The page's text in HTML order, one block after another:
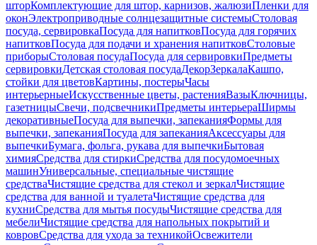
шторКомплектующие для штор, карнизов, жалюзиПленки для
оконЭлектроприводные солнцезащитные системыСтоловая
посуда, сервировкаПосуда для напитковПосуда для горячих
напитковПосуда для подачи и хранения напитковСтоловые
приборыСтоловая посудаПосуда для сервировкиПредметы
сервировкиДетская столовая посудаДекорЗеркалаКашпо,
стойки для цветовКартины, постерыЧасы
интерьерныеИскусственные цветы, растенияВазыКлючницы,
газетницыСвечи, подсвечникиПредметы интерьераШирмы
декоративныеПосуда для выпечки, запеканияФормы для
выпечки, запеканияПосуда для запеканияАксессуары для
выпечкиБумага, фольга, рукава для выпечкиБытовая
химияСредства для стиркиСредства для посудомоечных
машинУниверсальные, специальные чистящие
средстваЧистящие средства для стекол и зеркалЧистящие
средства для ванной и туалетаЧистящие средства для
кухниСредства для мытья посудыЧистящие средства для
мебелиЧистящие средства для напольных покрытий и
ковровСредства для ухода за техникойОсвежители